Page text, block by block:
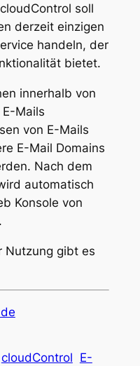
soll
derzeit einzigen
handeln, der
bietet.
innerhalb von
Mails
von E-Mails
E-Mail Domains
Nach dem
automatisch
Konsole von
Nutzung gibt es
cloudControl E-